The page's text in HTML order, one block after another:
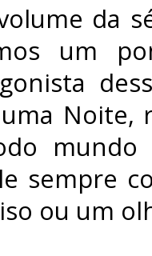
da
um
Noite,
sempre
ou um